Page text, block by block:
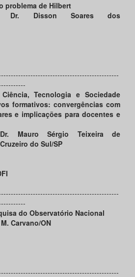
problema de Hilbert
Dr. Disson Soares dos
Tecnologia e Sociedade
formativos: convergências com
e implicações para docentes e
Mauro Sérgio Teixeira de
do Sul/SP
do Observatório Nacional
Carvano/ON